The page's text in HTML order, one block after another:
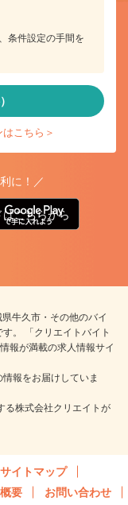
条件設定の手間を
こちら＞
に！／
こちらから
牛久市・その他のバイ
。 「クリエイトバイト
報が満載の求人情報サイ
報をお届けしていま
る株式会社クリエイトが
サイトマップ
要 お問い合わせ